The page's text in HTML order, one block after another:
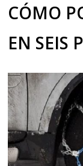
CÓMO
EN SEIS